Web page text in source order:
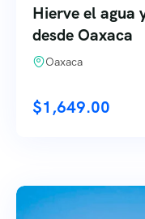
Hierve el agua
desde Oaxaca
Oaxaca
$1,649.00